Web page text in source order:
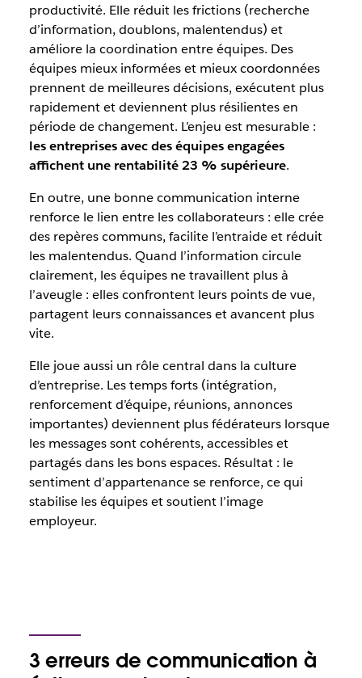
productivité. Elle réduit les frictions (recherche
d’information, doublons, malentendus) et
améliore la coordination entre équipes. Des
équipes mieux informées et mieux coordonnées
prennent de meilleures décisions, exécutent plus
rapidement et deviennent plus résilientes en
période de changement. L’enjeu est mesurable :
les entreprises avec des équipes engagées
affichent une rentabilité 23 % supérieure.
En outre, une bonne communication interne
renforce le lien entre les collaborateurs : elle crée
des repères communs, facilite l’entraide et réduit
les malentendus. Quand l’information circule
clairement, les équipes ne travaillent plus à
l’aveugle : elles confrontent leurs points de vue,
partagent leurs connaissances et avancent plus
vite.
Elle joue aussi un rôle central dans la culture
d’entreprise. Les temps forts (intégration,
renforcement d’équipe, réunions, annonces
importantes) deviennent plus fédérateurs lorsque
les messages sont cohérents, accessibles et
partagés dans les bons espaces. Résultat : le
sentiment d’appartenance se renforce, ce qui
stabilise les équipes et soutient l’image
employeur.
3 erreurs de communication à